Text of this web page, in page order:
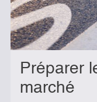
Préparer
marché